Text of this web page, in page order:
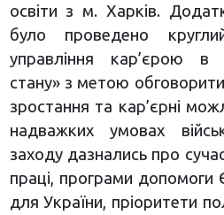
освіти з м. Харків.
було проведено
управління кар’єрою в
стану» з метою
зростання та кар’єрні
надважких умовах
заходу дазнались про
праці, програми допомоги
для України, пріоритети